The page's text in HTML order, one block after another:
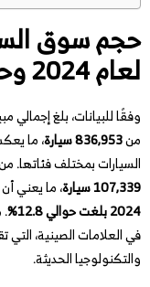
حجم سوق
لعام 2024 وحصة السيارات الصينية
من836,953 سيارة
، ما
السيارات بمختلف فئاتها.
107,339 سيارة
، ما يعني أن
2024 بلغت حوالي 12.8%
.
في العلامات الصينية، التي
والتكنولوجيا الحديثة.